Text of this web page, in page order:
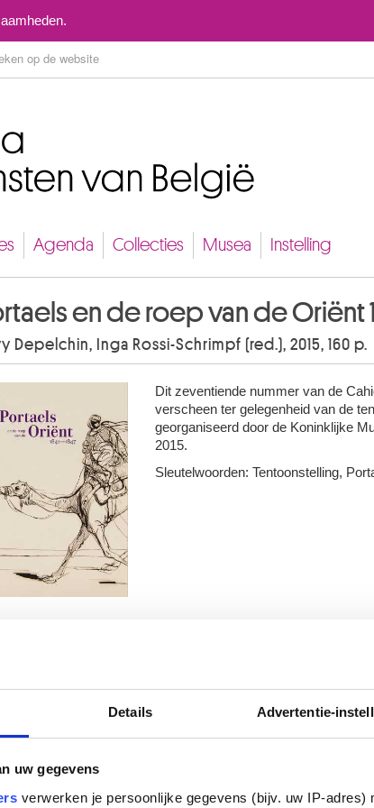
Details Advertentie-
uw gegevens
verwerken je persoonlijke gegevens (bijv. uw IP-adres)
Agenda Collecties Musea Instelling
en de roep van de Oriënt
Depelchin, Inga Rossi-Schrimpf (red.), 2015, 160 p.
Dit zeventiende nummer van de
verscheen ter gelegenheid van de
georganiseerd door de Koninklijke
2015.
Sleutelwoorden: Tentoonstelling,